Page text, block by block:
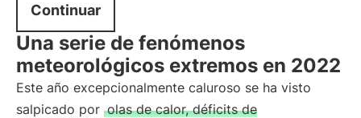
Continuar
Una serie de fenómenos
meteorológicos extremos en 2022
Este año excepcionalmente caluroso se ha visto
salpicado por olas de calor, déficits de